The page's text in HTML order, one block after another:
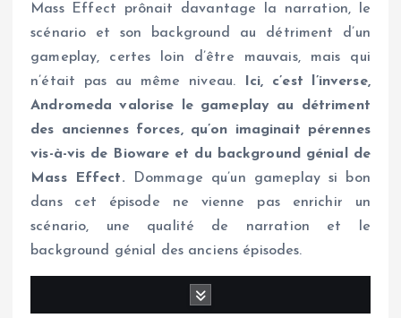
Mass Effect prônait davantage la narration, le
scénario et son background au détriment d’un
gameplay, certes loin d’être mauvais, mais qui
n’était pas au même niveau.
Ici, c’est l’inverse,
Andromeda valorise le gameplay au détriment
des anciennes forces, qu’on imaginait pérennes
vis-à-vis de Bioware et du background génial de
Mass Effect. Dommage qu’un gameplay si bon
dans cet épisode ne vienne pas enrichir un
scénario, une qualité de narration et le
background génial des anciens épisodes.